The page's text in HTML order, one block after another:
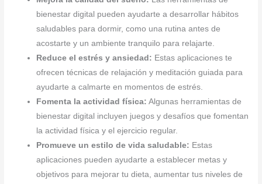
bienestar digital pueden ayudarte a desarrollar hábitos
saludables para dormir, como una rutina antes de
acostarte y un ambiente tranquilo para relajarte.
Reduce el estrés y ansiedad: Estas aplicaciones te
ofrecen técnicas de relajación y meditación guiada para
ayudarte a calmarte en momentos de estrés.
Fomenta la actividad física: Algunas herramientas de
bienestar digital incluyen juegos y desafíos que fomentan
la actividad física y el ejercicio regular.
Promueve un estilo de vida saludable: Estas
aplicaciones pueden ayudarte a establecer metas y
objetivos para mejorar tu dieta, aumentar tus niveles de